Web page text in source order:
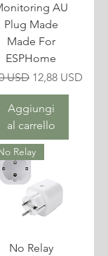
AU
Plug Made
Made For
ESPHome
regolare
USD Prezzo scontato
12,88 USD
Aggiungi
al carrello
Relay
No Relay